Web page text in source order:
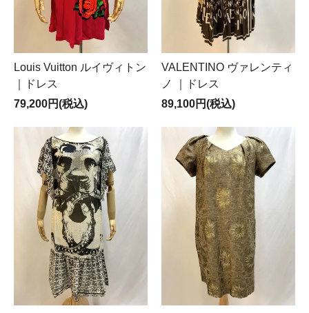
Louis Vuitton ルイヴィトン
｜ドレス
79,200円(税込)
VALENTINO ヴァレンティ
ノ ｜ドレス
89,100円(税込)